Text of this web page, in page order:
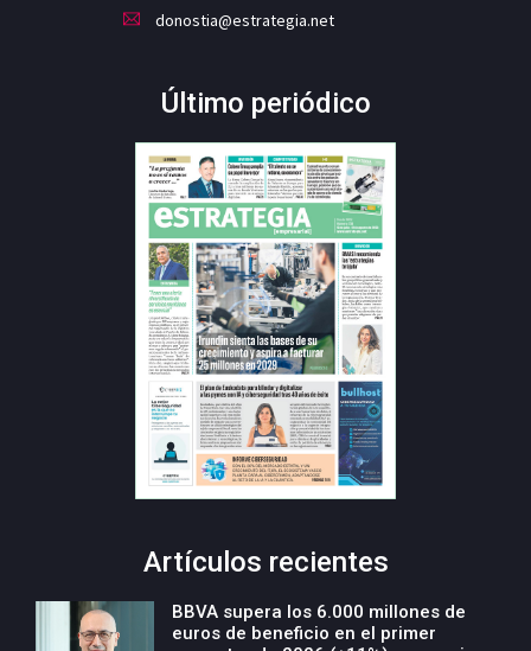
donostia@estrategia.net
Último periódico
Artículos recientes
BBVA supera los 6.000 millones de
euros de beneficio en el primer